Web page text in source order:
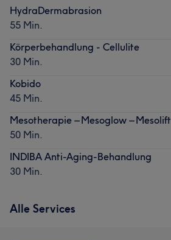
HydraDermabrasion
55 Min.
Körperbehandlung - Cellulite
30 Min.
Kobido
45 Min.
Mesotherapie – Mesoglow – Mesolift
50 Min.
INDIBA Anti-Aging-Behandlung
30 Min.
Alle Services